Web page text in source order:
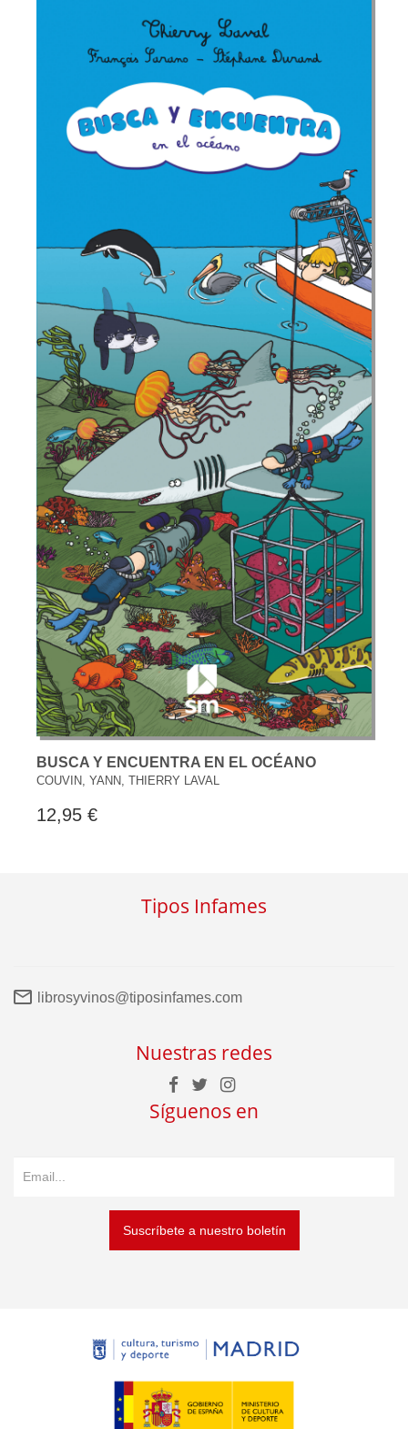
BUSCA Y ENCUENTRA EN EL OCÉANO
COUVIN, YANN, THIERRY LAVAL
12,95 €
Tipos Infames
librosyvinos@tiposinfames.com
Nuestras redes
Síguenos en
Suscríbete a nuestro boletín